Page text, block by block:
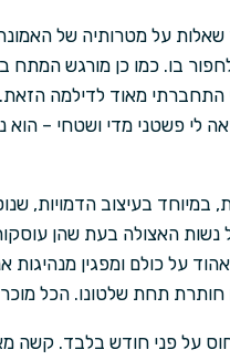
שאלות על מטרותיה של
בו. כמו כן מורגש המתח בין
מאוד לדילמה
לי פשטני מדי ושטחי – הוא
בעיצוב הדמויות,
נשות האצולה בעת שהן
על כולם ומפגין
תחת שלטונו. הכל מוכר
על פני חודש בלבד. קשה